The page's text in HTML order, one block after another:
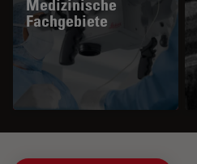
Medizinische
Fachgebiete